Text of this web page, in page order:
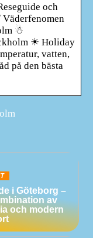
och
☃
☀ Holiday
vatten,
på den bästa
i Göteborg –
av
och modern